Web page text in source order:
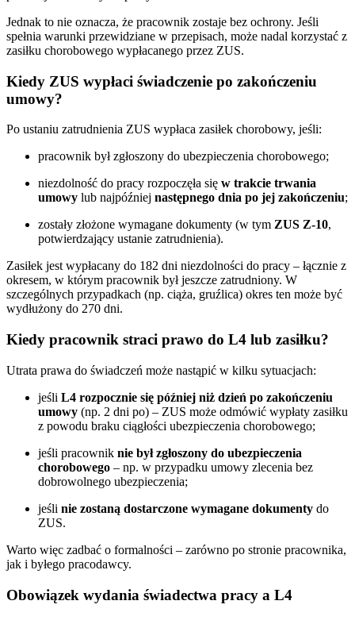
Jednak to nie oznacza, że pracownik zostaje bez ochrony. Jeśli
spełnia warunki przewidziane w przepisach, może nadal korzystać z
zasiłku chorobowego wypłacanego przez ZUS.
Kiedy ZUS wypłaci świadczenie po zakończeniu
umowy?
Po ustaniu zatrudnienia ZUS wypłaca zasiłek chorobowy, jeśli:
pracownik był zgłoszony do ubezpieczenia chorobowego;
niezdolność do pracy rozpoczęła się w trakcie trwania
umowy lub najpóźniej następnego dnia po jej zakończeniu;
zostały złożone wymagane dokumenty (w tym ZUS Z-10,
potwierdzający ustanie zatrudnienia).
Zasiłek jest wypłacany do 182 dni niezdolności do pracy – łącznie z
okresem, w którym pracownik był jeszcze zatrudniony. W
szczególnych przypadkach (np. ciąża, gruźlica) okres ten może być
wydłużony do 270 dni.
Kiedy pracownik straci prawo do L4 lub zasiłku?
Utrata prawa do świadczeń może nastąpić w kilku sytuacjach:
jeśli L4 rozpocznie się później niż dzień po zakończeniu
umowy (np. 2 dni po) – ZUS może odmówić wypłaty zasiłku
z powodu braku ciągłości ubezpieczenia chorobowego;
jeśli pracownik nie był zgłoszony do ubezpieczenia
chorobowego – np. w przypadku umowy zlecenia bez
dobrowolnego ubezpieczenia;
jeśli nie zostaną dostarczone wymagane dokumenty do
ZUS.
Warto więc zadbać o formalności – zarówno po stronie pracownika,
jak i byłego pracodawcy.
Obowiązek wydania świadectwa pracy a L4